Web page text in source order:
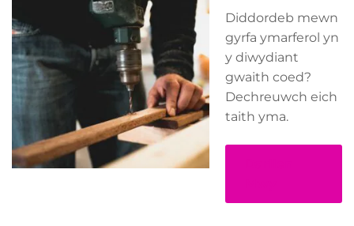
Diddordeb mewn
gyrfa ymarferol yn
y diwydiant
gwaith coed?
Dechreuwch eich
taith yma.